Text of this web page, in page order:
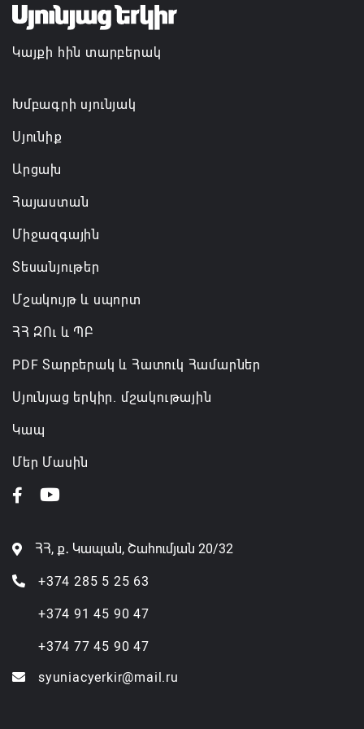
Կայքի հին տարբերակ
Խմբագրի սյունյակ
Սյունիք
Արցախ
Հայաստան
Միջազգային
Տեսանյութեր
Մշակույթ և սպորտ
ՀՀ ԶՈւ և ՊԲ
PDF Տարբերակ և Հատուկ Համարներ
Սյունյաց երկիր. մշակութային
Կապ
Մեր Մասին
ՀՀ, ք․ Կապան, Շահումյան 20/32
+374 285 5 25 63
+374 91 45 90 47
+374 77 45 90 47
syuniacyerkir@mail.ru